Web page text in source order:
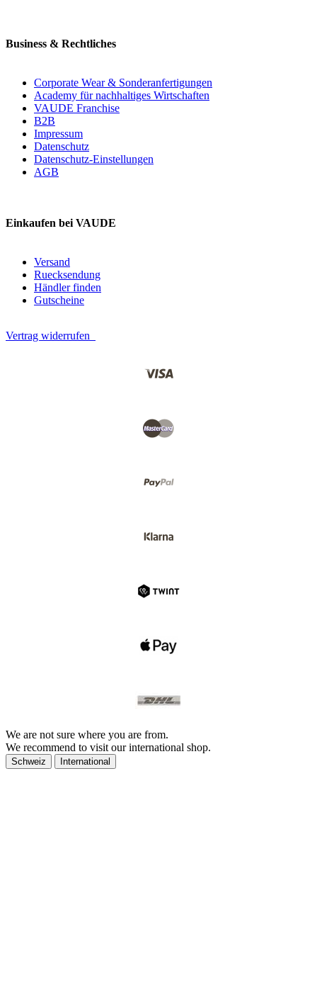
Business & Rechtliches
Corporate Wear & Sonderanfertigungen
Academy für nachhaltiges Wirtschaften
VAUDE Franchise
B2B
Impressum
Datenschutz
Datenschutz-Einstellungen
AGB
Einkaufen bei VAUDE
Versand
Ruecksendung
Händler finden
Gutscheine
Vertrag widerrufen
We are not sure where you are from.
We recommend to visit our international shop.
Schweiz International